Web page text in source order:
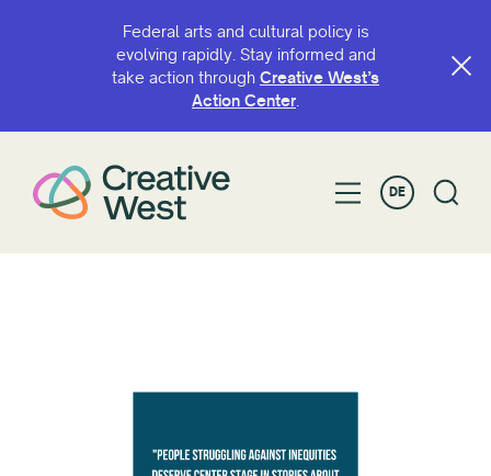
Federal arts and cultural policy is
evolving rapidly. Stay informed and
take action through Creative West’s
Action Center.
DE